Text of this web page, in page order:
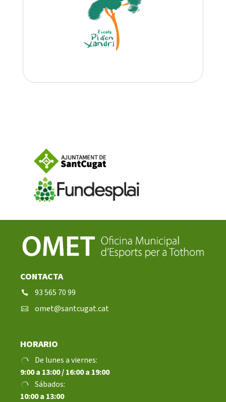
CONTACTA
93 565 70 99
omet@santcugat.cat
HORARIO
De lunes a viernes:
9:00 a 13:00 / 16:00 a 19:00
Sábados:
10:00 a 13:00